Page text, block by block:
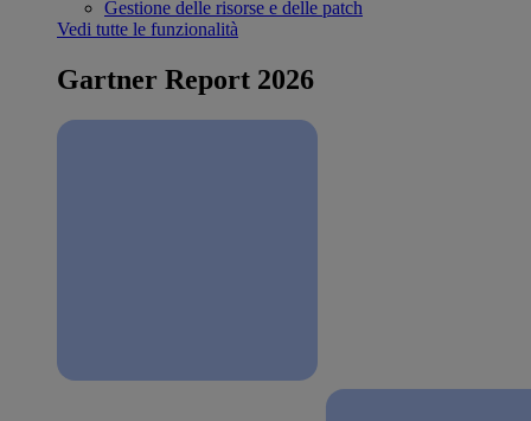
Gestione delle risorse e delle patch
Vedi tutte le funzionalità
Gartner Report 2026